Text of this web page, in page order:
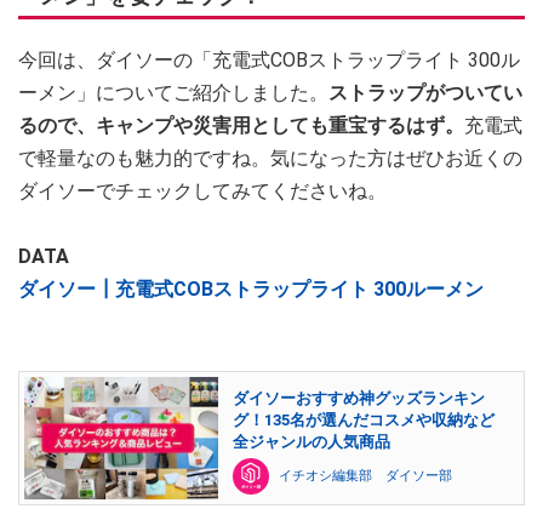
今回は、ダイソーの「充電式COBストラップライト 300ル
ーメン」についてご紹介しました。 ストラップがついてい
るので、キャンプや災害用としても重宝するはず。 充電式
で軽量なのも魅力的ですね。気になった方はぜひお近くの
ダイソーでチェックしてみてくださいね。
DATA
ダイソー┃充電式COBストラップライト 300ルーメン
ダイソーおすすめ神グッズランキン
グ！135名が選んだコスメや収納など
全ジャンルの人気商品
イチオシ編集部 ダイソー部